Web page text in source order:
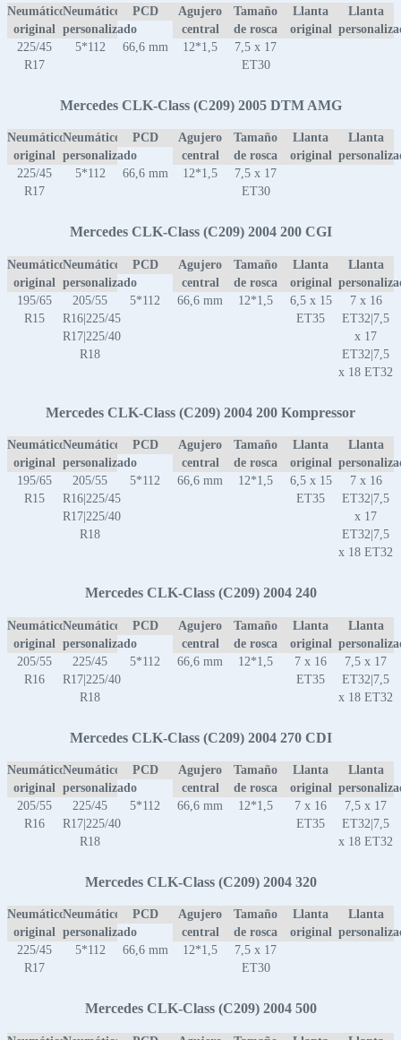
Neumático
original
Neumático
personalizado
PCD
Agujero
central
Tamaño
de rosca
Llanta
original
Llanta
225/45
R17
5*112 66,6 mm 12*1,5
7,5 x 17
ET30
Mercedes CLK-Class (C209) 2005 DTM AMG
Neumático
original
Neumático
personalizado
PCD
Agujero
central
Tamaño
de rosca
Llanta
original
Llanta
225/45
R17
5*112 66,6 mm 12*1,5
7,5 x 17
ET30
Mercedes CLK-Class (C209) 2004 200 CGI
Neumático
original
Neumático
personalizado
PCD
Agujero
central
Tamaño
de rosca
Llanta
original
Llanta
195/65
R15
205/55
R16|225/45
R17|225/40
R18
5*112 66,6 mm 12*1,5
6,5 x 15
ET35
7 x 16
ET32|7,5
x 17
ET32|7,5
x 18 ET32
Mercedes CLK-Class (C209) 2004 200 Kompressor
Neumático
original
Neumático
personalizado
PCD
Agujero
central
Tamaño
de rosca
Llanta
original
Llanta
195/65
R15
205/55
R16|225/45
R17|225/40
R18
5*112 66,6 mm 12*1,5
6,5 x 15
ET35
7 x 16
ET32|7,5
x 17
ET32|7,5
x 18 ET32
Mercedes CLK-Class (C209) 2004 240
Neumático
original
Neumático
personalizado
PCD
Agujero
central
Tamaño
de rosca
Llanta
original
Llanta
205/55
R16
225/45
R17|225/40
R18
5*112 66,6 mm 12*1,5
7 x 16
ET35
7,5 x 17
ET32|7,5
x 18 ET32
Mercedes CLK-Class (C209) 2004 270 CDI
Neumático
original
Neumático
personalizado
PCD
Agujero
central
Tamaño
de rosca
Llanta
original
Llanta
205/55
R16
225/45
R17|225/40
R18
5*112 66,6 mm 12*1,5
7 x 16
ET35
7,5 x 17
ET32|7,5
x 18 ET32
Mercedes CLK-Class (C209) 2004 320
Neumático
original
Neumático
personalizado
PCD
Agujero
central
Tamaño
de rosca
Llanta
original
Llanta
225/45
R17
5*112 66,6 mm 12*1,5
7,5 x 17
ET30
Mercedes CLK-Class (C209) 2004 500